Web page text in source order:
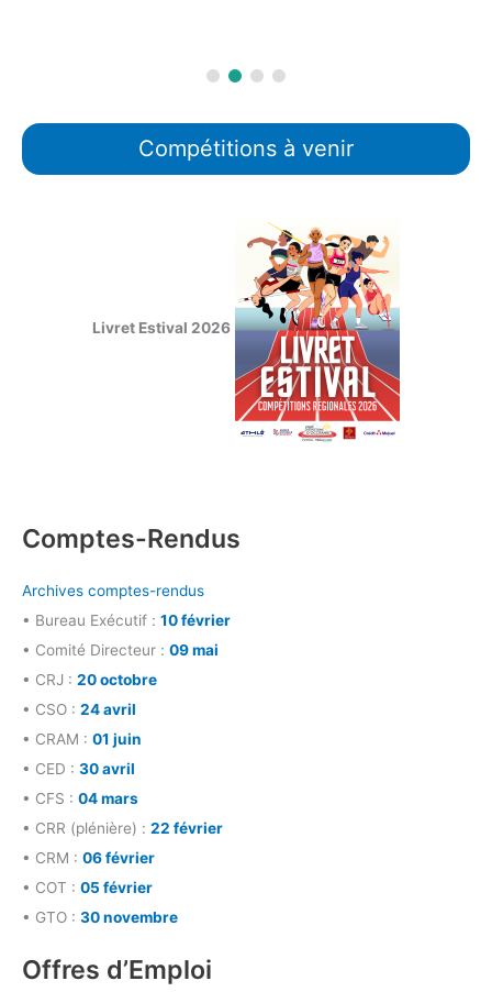
Compétitions à venir
Livret Estival 2026
Comptes-Rendus
Archives comptes-rendus
• Bureau Exécutif : 10 février
• Comité Directeur : 09 mai
• CRJ : 20 octobre
• CSO : 24 avril
• CRAM : 01 juin
• CED : 30 avril
• CFS : 04 mars
• CRR (plénière) : 22 février
• CRM : 06 février
• COT : 05 février
• GTO : 30 novembre
Offres d’Emploi